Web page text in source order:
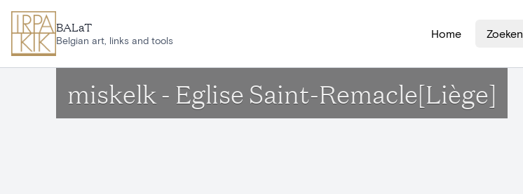
BALaT
Belgian art, links and tools
Home Zoeken
miskelk - Eglise Saint-Remacle[Liège]